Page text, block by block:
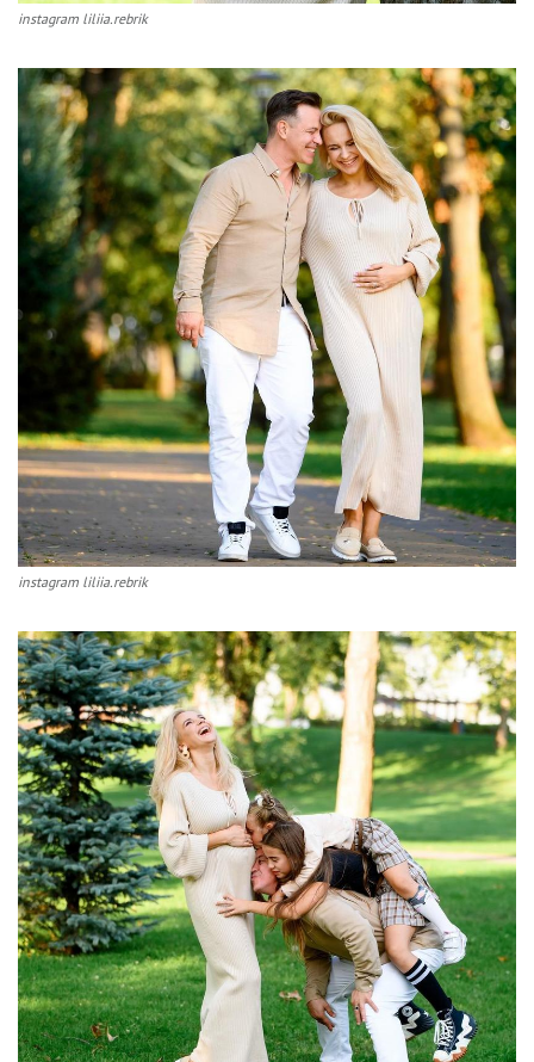
instagram liliia.rebrik
instagram liliia.rebrik